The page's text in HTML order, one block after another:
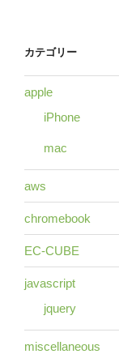
カテゴリー
apple
iPhone
mac
aws
chromebook
EC-CUBE
javascript
jquery
miscellaneous